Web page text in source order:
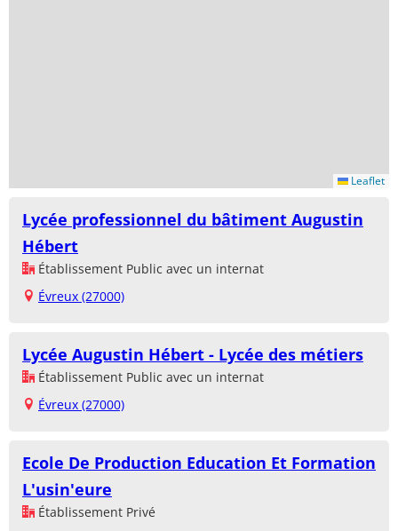
Leaflet
Lycée professionnel du bâtiment Augustin
Hébert
Établissement Public avec un internat
Évreux (27000)
Lycée Augustin Hébert - Lycée des métiers
Établissement Public avec un internat
Évreux (27000)
Ecole De Production Education Et Formation
L'usin'eure
Établissement Privé